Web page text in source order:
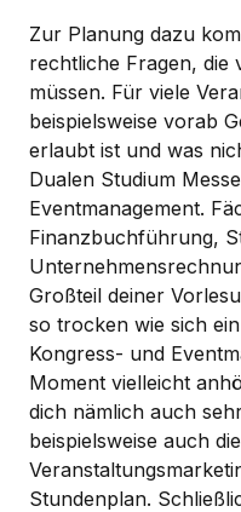
Zur Planung dazu
rechtliche Fragen, die
müssen. Für viele
beispielsweise vorab
erlaubt ist und was
Dualen Studium
Eventmanagement.
Finanzbuchführung,
Großteil deiner
so trocken wie sich
Kongress- und
Moment vielleicht
dich nämlich auch
beispielsweise auch
Stundenplan.